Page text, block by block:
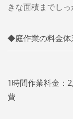
きな面積までし
◆庭作業の料金体
1時間作業料金：
費